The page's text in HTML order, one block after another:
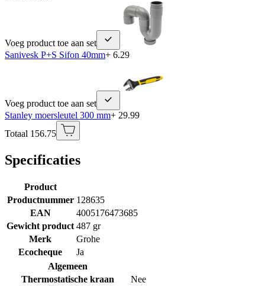
Voeg product toe aan set
Sanivesk P+S Sifon 40mm+ 6.29
Voeg product toe aan set
Stanley moersleutel 300 mm+ 29.99
Totaal 156.75
Specificaties
Product
Productnummer 128635
EAN
4005176473685
Gewicht product 487 gr
Merk
Grohe
Ecocheque
Ja
Algemeen
Thermostatische kraan
Nee